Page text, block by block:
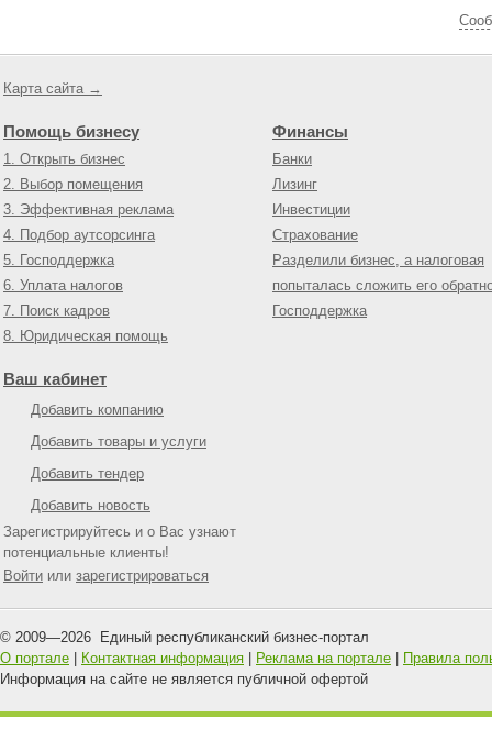
Карта сайта →
Помощь бизнесу
1. Открыть бизнес
2. Выбор помещения
3. Эффективная реклама
4. Подбор аутсорсинга
5. Господдержка
6. Уплата налогов
7. Поиск кадров
8. Юридическая помощь
Финансы
Банки
Лизинг
Инвестиции
Страхование
Разделили бизнес, а налоговая
попыталась сложить его
Господдержка
Ваш кабинет
Добавить компанию
Добавить товары и услуги
Добавить тендер
Добавить новость
Зарегистрируйтесь и о Вас узнают
потенциальные клиенты!
Войти или зарегистрироваться
© 2009—2026 Единый республиканский бизнес-портал
О портале
Контактная информация Реклама на портале
Правила
Информация на сайте не является публичной офертой